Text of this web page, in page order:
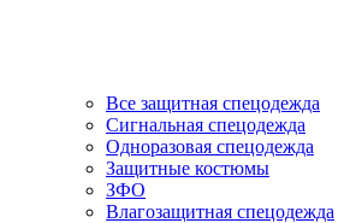
Все защитная спецодежда
Сигнальная спецодежда
Одноразовая спецодежда
Защитные костюмы
ЗФО
Влагозащитная спецодежда